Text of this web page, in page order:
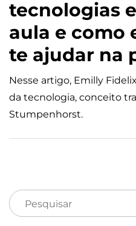
tecnologias
aula e como
te ajudar na
Nesse artigo, Emilly
da tecnologia, conceito
Stumpenhorst.